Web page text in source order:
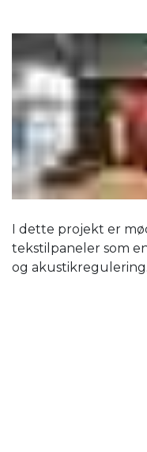
I dette projekt er
tekstilpaneler som
og akustikregulering.